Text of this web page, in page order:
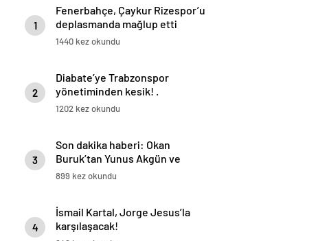
1
Fenerbahçe, Çaykur Rizespor’u
deplasmanda mağlup etti
1440 kez okundu
2
Diabate’ye Trabzonspor
yönetiminden kesik! .
1202 kez okundu
3
Son dakika haberi: Okan
Buruk’tan Yunus Akgün ve
Mertens kararı! Osimhen’e
899 kez okundu
4
İsmail Kartal, Jorge Jesus’la
karşılaşacak!